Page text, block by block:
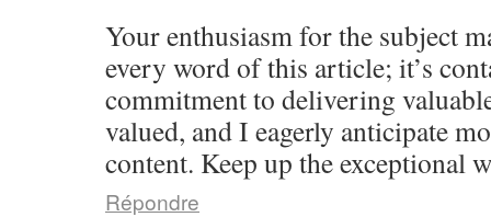
Your enthusiasm for the subject
every word of this article; it’s
commitment to delivering
valued, and I eagerly anticipate
content. Keep up the exceptional
Répondre